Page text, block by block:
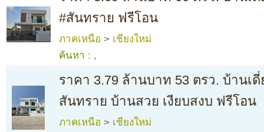
#สันทราย ฟรีโอน
ภาคเหนือ > เชียงใหม่
ค้นหา : ,
ราคา 3.79 ล้านบาท 53 ตรว. บ้านเ
สันทราย บ้านสวย เงียบสงบ ฟรีโอน
ภาคเหนือ > เชียงใหม่